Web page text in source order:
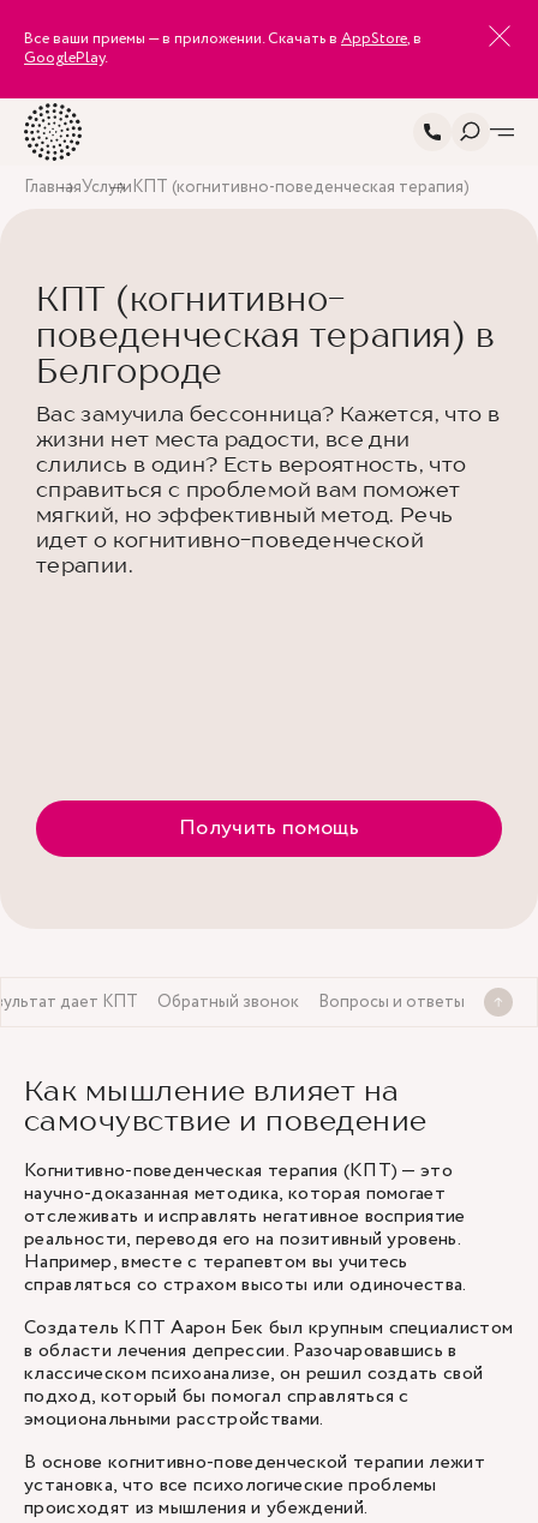
Все ваши приемы — в приложении. Скачать в AppStore, в
GooglePlay.
ГлавнаяУслугиКПТ (когнитивно-поведенческая терапия)
КПТ (когнитивно-
поведенческая терапия) в
Белгороде
Вас замучила бессонница? Кажется, что в
жизни нет места радости, все дни
слились в один? Есть вероятность, что
справиться с проблемой вам поможет
мягкий, но эффективный метод. Речь
идет о когнитивно-поведенческой
терапии.
Получить помощь
дает КПТ Обратный звонок Вопросы и ответы
Как мышление влияет на
самочувствие и поведение
Когнитивно-поведенческая терапия (КПТ) — это
научно-доказанная методика, которая помогает
отслеживать и исправлять негативное восприятие
реальности, переводя его на позитивный уровень.
Например, вместе с терапевтом вы учитесь
справляться со страхом высоты или одиночества.
Создатель КПТ Аарон Бек был крупным специалистом
в области лечения депрессии. Разочаровавшись в
классическом психоанализе, он решил создать свой
подход, который бы помогал справляться с
эмоциональными расстройствами.
В основе когнитивно-поведенческой терапии лежит
установка, что все психологические проблемы
происходят из мышления и убеждений.